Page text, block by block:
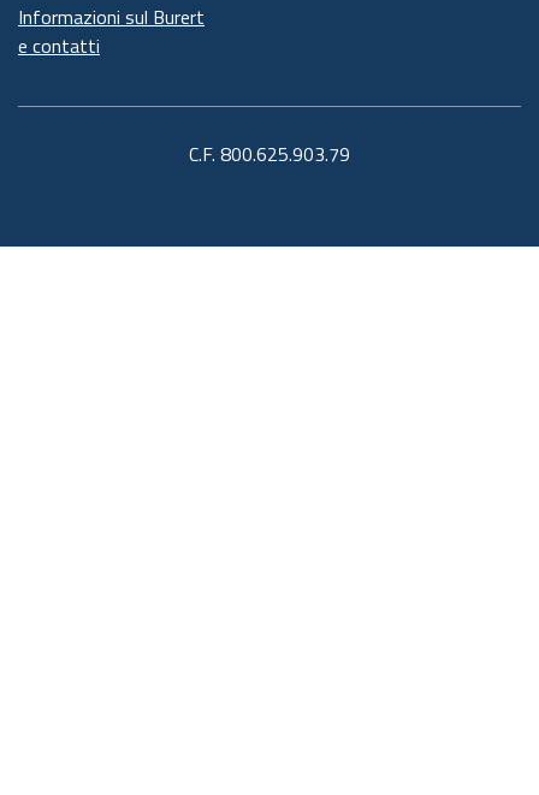
Informazioni sul Burert
e contatti
C.F. 800.625.903.79